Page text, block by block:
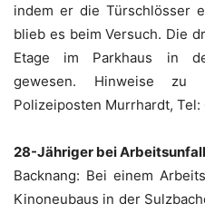
indem er die Türschlösser
blieb es beim Versuch. Die
Etage im Parkhaus in
gewesen. Hinweise
Polizeiposten Murrhardt,
28-Jähriger bei
Backnang: Bei einem
Kinoneubaus in der